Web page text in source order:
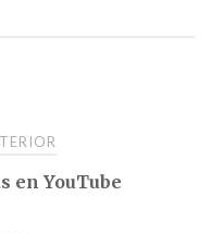
en YouTube